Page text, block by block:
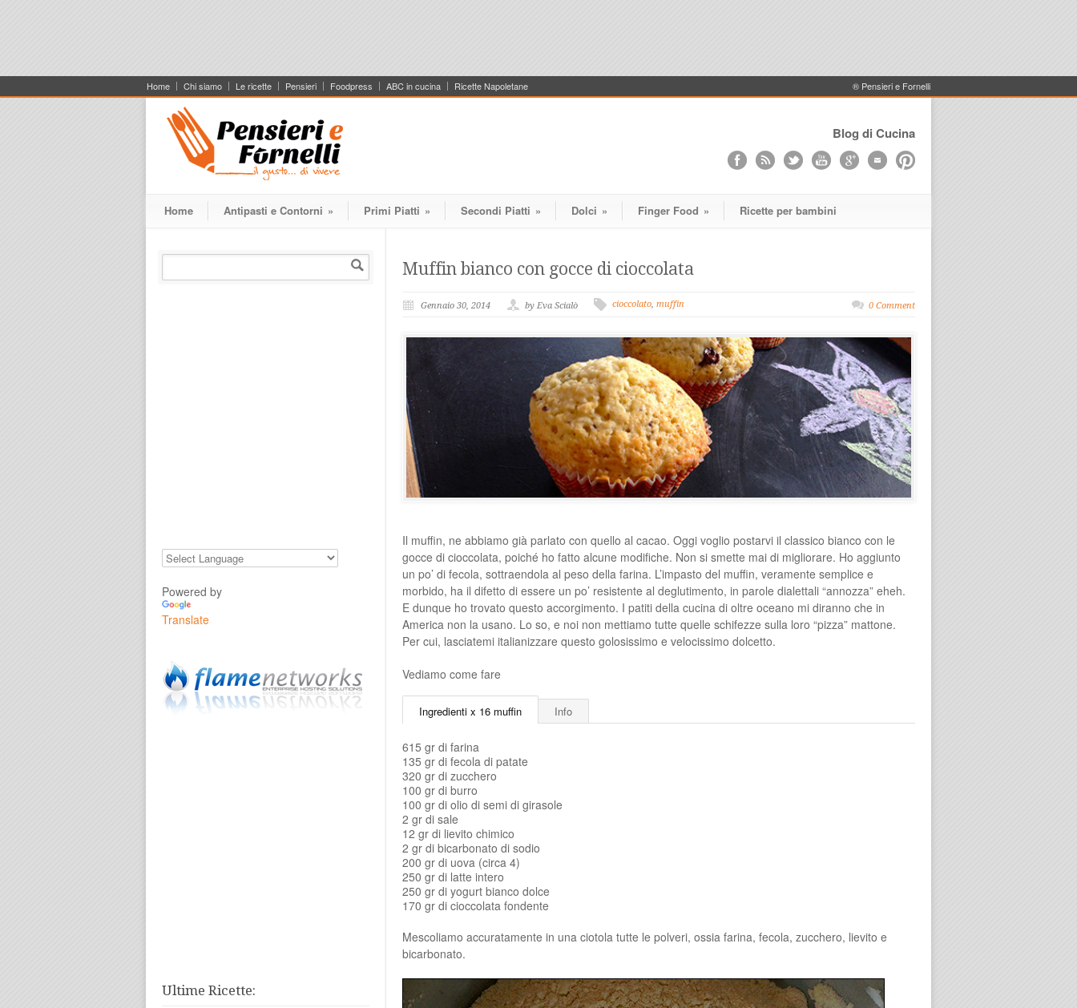
Home Chi siamo Le ricette Pensieri Foodpress ABC in cucina Ricette Napoletane ® Pensieri e Fornelli
Blog di Cucina
Home Antipasti e Contorni » Primi Piatti » Secondi Piatti » Dolci » Finger Food » Ricette per bambini
Muffin bianco con gocce di cioccolata
Gennaio 30, 2014 by Eva Scialò cioccolato, muffin 0 Comment
Il muffin, ne abbiamo già parlato con quello al cacao. Oggi voglio postarvi il classico bianco con le
gocce di cioccolata, poiché ho fatto alcune modifiche. Non si smette mai di migliorare. Ho aggiunto
un po’ di fecola, sottraendola al peso della farina. L’impasto del muffin, veramente semplice e
morbido, ha il difetto di essere un po’ resistente al deglutimento, in parole dialettali “annozza” eheh.
E dunque ho trovato questo accorgimento. I patiti della cucina di oltre oceano mi diranno che in
America non la usano. Lo so, e noi non mettiamo tutte quelle schifezze sulla loro “pizza” mattone.
Per cui, lasciatemi italianizzare questo golosissimo e velocissimo dolcetto.
Vediamo come fare
Ingredienti x 16 muffin Info
615 gr di farina
135 gr di fecola di patate
320 gr di zucchero
100 gr di burro
100 gr di olio di semi di girasole
2 gr di sale
12 gr di lievito chimico
2 gr di bicarbonato di sodio
200 gr di uova (circa 4)
250 gr di latte intero
250 gr di yogurt bianco dolce
170 gr di cioccolata fondente
Mescoliamo accuratamente in una ciotola tutte le polveri, ossia farina, fecola, zucchero, lievito e
bicarbonato.
Powered by
Translate
Ultime Ricette: